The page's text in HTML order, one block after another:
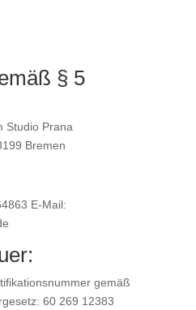
§ 5
Studio Prana
Bremen
E-Mail:
gemäß
60 269 12383